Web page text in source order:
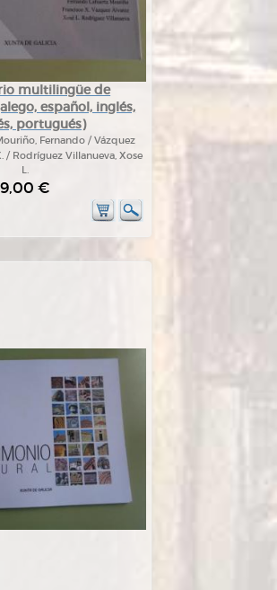
multilingüe de
español, inglés,
portugués)
Fernando / Vázquez
/ Rodríguez Villanueva, Xose
L.
9,00 €